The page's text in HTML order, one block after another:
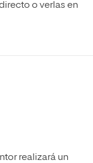
o verlas en
realizará un